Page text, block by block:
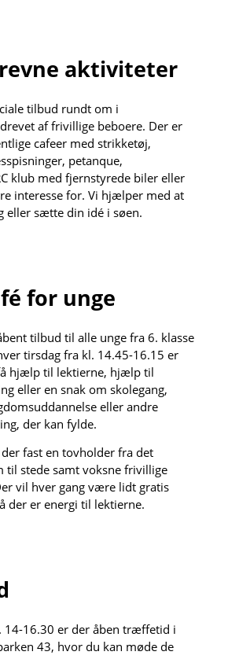
aktiviteter
tilbud rundt om i
af frivillige beboere. Der er
cafeer med strikketøj,
petanque,
klub med fjernstyrede biler eller
interesse for. Vi hjælper med at
eller sætte din idé i søen.
for unge
tilbud til alle unge fra 6. klasse
tirsdag fra kl. 14.45-16.15 er
hjælp til lektierne, hjælp til
eller en snak om skolegang,
eller andre
der kan fylde.
fast en tovholder fra det
til stede samt voksne frivillige
vil hver gang være lidt gratis
der er energi til lektierne.
14-16.30 er der åben træffetid i
43, hvor du kan møde de